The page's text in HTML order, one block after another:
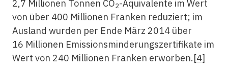
2,7 Millionen Tonnen CO2-Äquivalente im Wert
von über 400 Millionen Franken reduziert; im
Ausland wurden per Ende März 2014 über
16 Millionen Emissionsminderungszertifikate im
Wert von 240 Millionen Franken erworben.[4]